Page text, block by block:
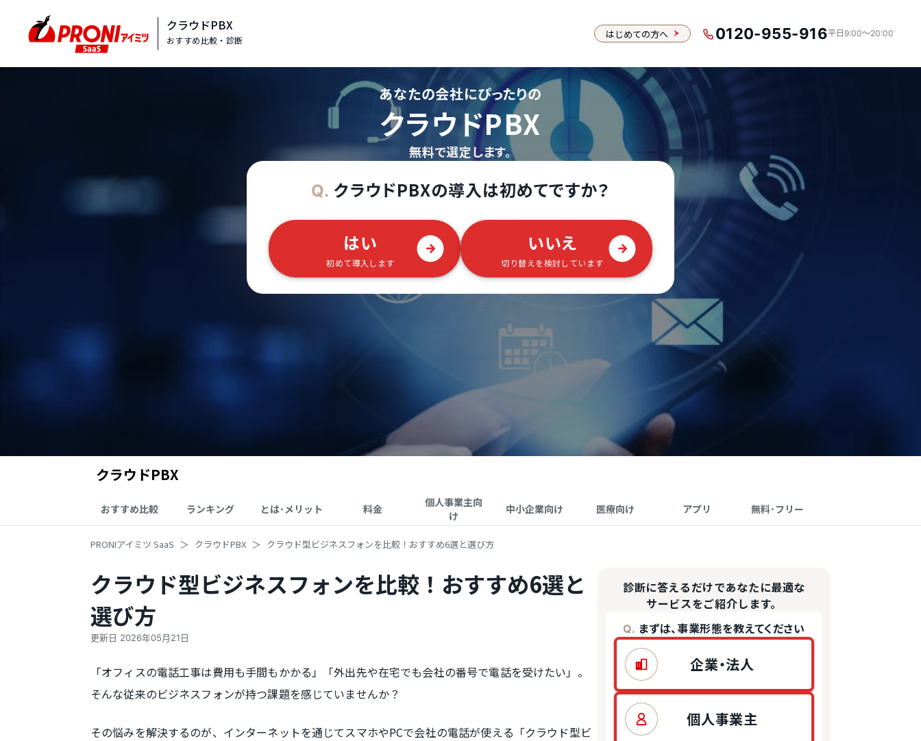
クラウドPBX
おすすめ比較・診断 はじめての方へ 0120-955-916平日9:00〜20:00
あなたの会社にぴったりの
クラウドPBX
無料で選定します。
Q. クラウドPBXの導入は初めてですか？
はい
初めて導入します
いいえ
切り替えを検討しています
クラウドPBX
おすすめ比較 ランキング とは･メリット 料金
個人事業主向
け
中小企業向け 医療向け アプリ 無料･フリー
PRONIアイミツ SaaS クラウドPBX クラウド型ビジネスフォンを比較！おすすめ6選と選び方
クラウド型ビジネスフォンを比較！おすすめ6選と
選び方
更新日 2026年05月21日
「オフィスの電話工事は費用も手間もかかる」「外出先や在宅でも会社の番号で電話を受けたい」。
そんな従来のビジネスフォンが持つ課題を感じていませんか？
その悩みを解決するのが、インターネットを通じてスマホやPCで会社の電話が使える「クラウド型ビ
診断に答えるだけであなたに最適な
サービスをご紹介します。
Q. まずは、事業形態を教えてください
企業・法人
個人事業主